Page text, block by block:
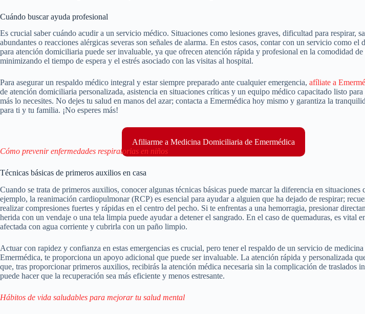
Cuándo buscar ayuda profesional
Es crucial saber cuándo acudir a un servicio médico. Situaciones como lesiones graves, dificultad para respirar,
abundantes o reacciones alérgicas severas son señales de alarma. En estos casos, contar con un servicio como el
para atención domiciliaria puede ser invaluable, ya que ofrecen atención rápida y profesional en la comodidad de
minimizando el tiempo de espera y el estrés asociado con las visitas al hospital.
Para asegurar un respaldo médico integral y estar siempre preparado ante cualquier emergencia, afíliate a
de atención domiciliaria personalizada, asistencia en situaciones críticas y un equipo médico capacitado listo
más lo necesites. No dejes tu salud en manos del azar; contacta a Emermédica hoy mismo y garantiza la
para ti y tu familia. ¡No esperes más!
Afiliarme a Medicina Domiciliaria de Emermédica
Cómo prevenir enfermedades respiratorias en niños
Técnicas básicas de primeros auxilios en casa
Cuando se trata de primeros auxilios, conocer algunas técnicas básicas puede marcar la diferencia en situaciones
ejemplo, la reanimación cardiopulmonar (RCP) es esencial para ayudar a alguien que ha dejado de respirar;
realizar compresiones fuertes y rápidas en el centro del pecho. Si te enfrentas a una hemorragia, presionar
herida con un vendaje o una tela limpia puede ayudar a detener el sangrado. En el caso de quemaduras, es vital
afectada con agua corriente y cubrirla con un paño limpio.
Actuar con rapidez y confianza en estas emergencias es crucial, pero tener el respaldo de un servicio de
Emermédica, te proporciona un apoyo adicional que puede ser invaluable. La atención rápida y personalizada
que, tras proporcionar primeros auxilios, recibirás la atención médica necesaria sin la complicación de traslados
puede hacer que la recuperación sea más eficiente y menos estresante.
Hábitos de vida saludables para mejorar tu salud mental